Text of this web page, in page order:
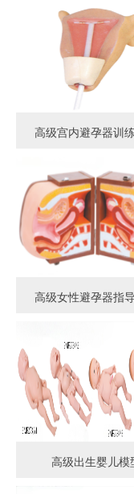
高级宫内避孕器训
高级女性避孕器指
高级出生婴儿模